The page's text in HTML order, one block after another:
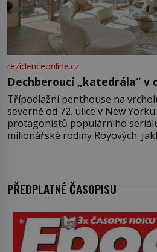
rezidenceonline.cz
Dechberoucí „katedrála“ v
Třípodlažní penthouse na
severně od 72. ulice v New
protagonistů populárního
milionářské rodiny Royových.
jenom jednou z nemovitostí
PŘEDPLATNÉ ČASOPISU